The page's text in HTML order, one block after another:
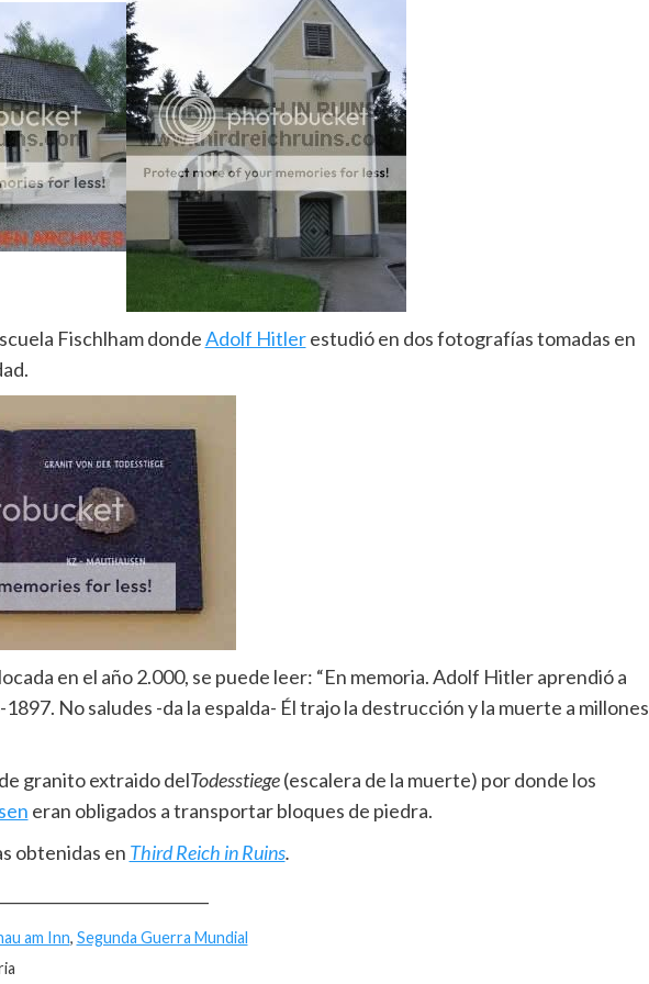
Fischlham dondeAdolf Hitlerestudió en dos fotografías tomadas en
en el año 2.000, se puede leer: “En memoria. Adolf Hitler aprendió a
No saludes -da la espalda- Él trajo la destrucción y la muerte a millones
granito extraido delTodesstiege(escalera de la muerte) por donde los
eran obligados a transportar bloques de piedra.
obtenidas en Third Reich in Ruins.
am Inn, Segunda Guerra Mundial